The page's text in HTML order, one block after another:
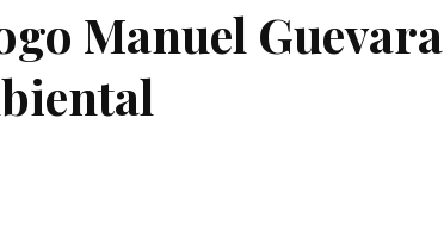
Manuel Guevara